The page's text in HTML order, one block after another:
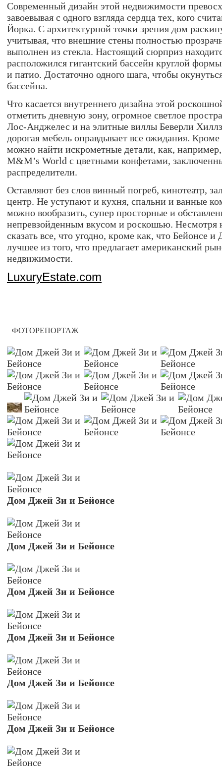
Современный дизайн этой недвижимости
завоевывая с одного взгляда сердца тех, кого
Йорка. С архитектурной точки зрения дом
учитывая, что внешние стены полностью
выполнен из стекла. Настоящий сюрприз
расположился гигантский бассейн круглой
и патио. Достаточно одного шага, чтобы
бассейна.
Что касается внутреннего дизайна этой
отметить дневную зону, огромное светлое
Лос-Анджелес и на элитные виллы Беверли
дорогая мебель оправдывает все ожидания. Кроме
можно найти искрометные детали, как, например,
M&M’s World с цветными конфетами,
распределители.
Оставляют без слов винный погреб, кинотеатр,
центр. Не уступают и кухня, спальни и ванные
можно вообразить, супер просторные и
непревзойденным вкусом и роскошью.
сказать все, что угодно, кроме как, что Бейонсе
лучшее из того, что предлагает американский
недвижимости.
LuxuryEstate.com
фоторепортаж
Дом Джей Зи и Бейонсе
Дом Джей Зи и Бейонсе
Дом Джей Зи и Бейонсе
Дом Джей Зи и Бейонсе
Дом Джей Зи и Бейонсе
Дом Джей Зи и Бейонсе